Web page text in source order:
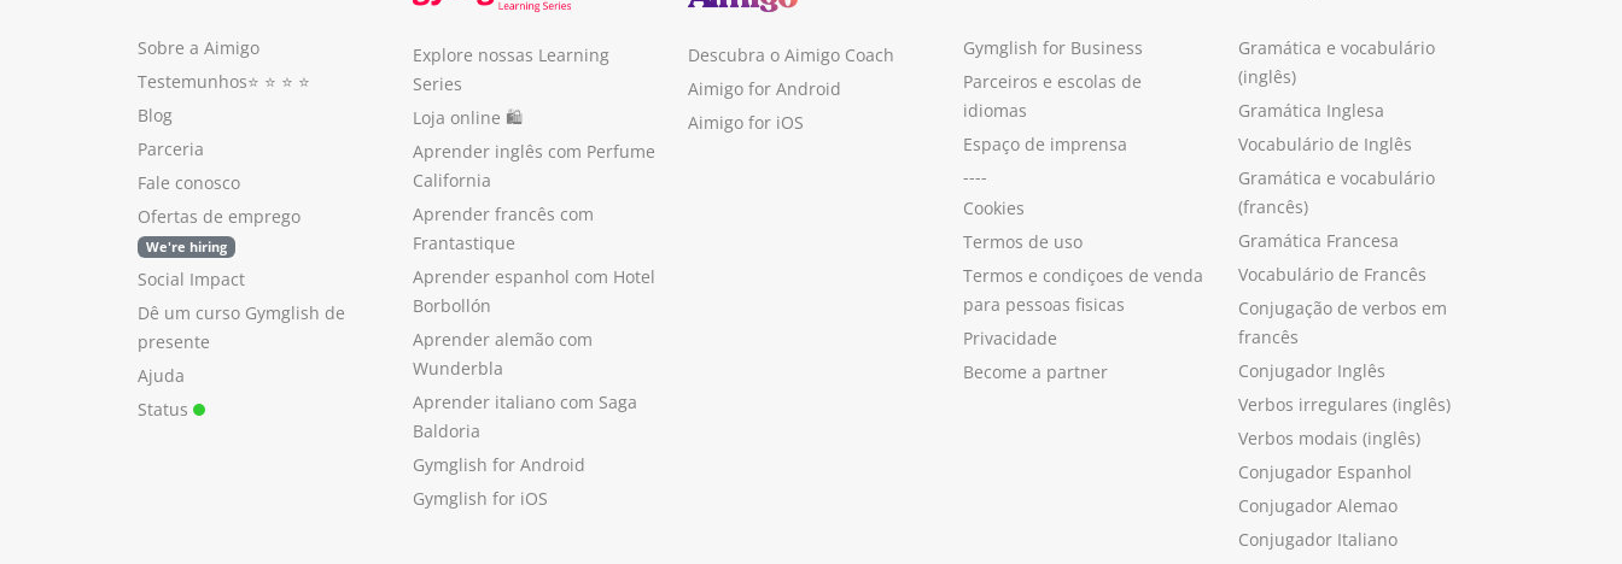
Sobre a Aimigo
Testemunhos⭐️ ⭐️ ⭐️ ⭐️
Blog
Parceria
Fale conosco
Ofertas de emprego
We're hiring
Social Impact
Dê um curso Gymglish de
presente
Ajuda
Status
Explore nossas Learning
Series
Loja online 🛍
Aprender inglês com Perfume
California
Aprender francês com
Frantastique
Aprender espanhol com Hotel
Borbollón
Aprender alemão com
Wunderbla
Aprender italiano com Saga
Baldoria
Gymglish for Android
Gymglish for iOS
Descubra o Aimigo Coach
Aimigo for Android
Aimigo for iOS
Gymglish for Business
Parceiros e escolas de
idiomas
Espaço de imprensa
----
Cookies
Termos de uso
Termos e condiçoes de venda
para pessoas fisicas
Privacidade
Become a partner
Gramática e vocabulário
(inglês)
Gramática Inglesa
Vocabulário de Inglês
Gramática e vocabulário
(francês)
Gramática Francesa
Vocabulário de Francês
Conjugação de verbos em
francês
Conjugador Inglês
Verbos irregulares (inglês)
Verbos modais (inglês)
Conjugador Espanhol
Conjugador Alemao
Conjugador Italiano